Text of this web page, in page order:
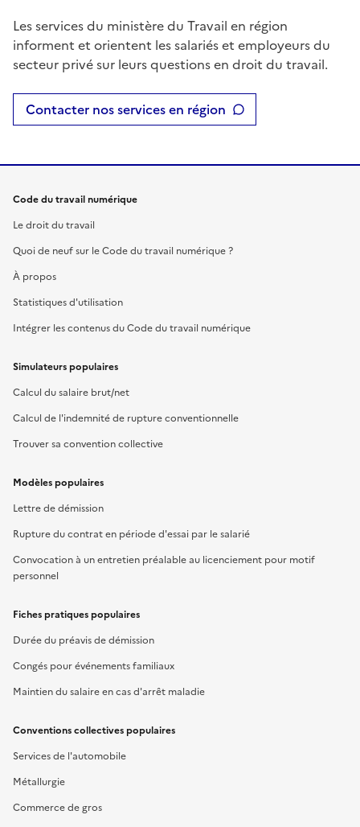
Les services du ministère du Travail en région
informent et orientent les salariés et employeurs du
secteur privé sur leurs questions en droit du travail.
Contacter nos services en région
Code du travail numérique
Le droit du travail
Quoi de neuf sur le Code du travail numérique ?
À propos
Statistiques d'utilisation
Intégrer les contenus du Code du travail numérique
Simulateurs populaires
Calcul du salaire brut/net
Calcul de l'indemnité de rupture conventionnelle
Trouver sa convention collective
Modèles populaires
Lettre de démission
Rupture du contrat en période d'essai par le salarié
Convocation à un entretien préalable au licenciement pour motif
personnel
Fiches pratiques populaires
Durée du préavis de démission
Congés pour événements familiaux
Maintien du salaire en cas d'arrêt maladie
Conventions collectives populaires
Services de l'automobile
Métallurgie
Commerce de gros